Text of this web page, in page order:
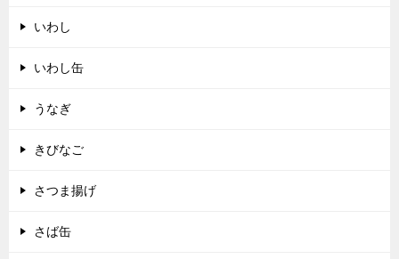
いわし
いわし缶
うなぎ
きびなご
さつま揚げ
さば缶